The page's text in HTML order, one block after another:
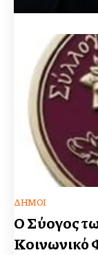
ΔΉΜΟΙ
Ο Σύλλογος
Κοινωνικό